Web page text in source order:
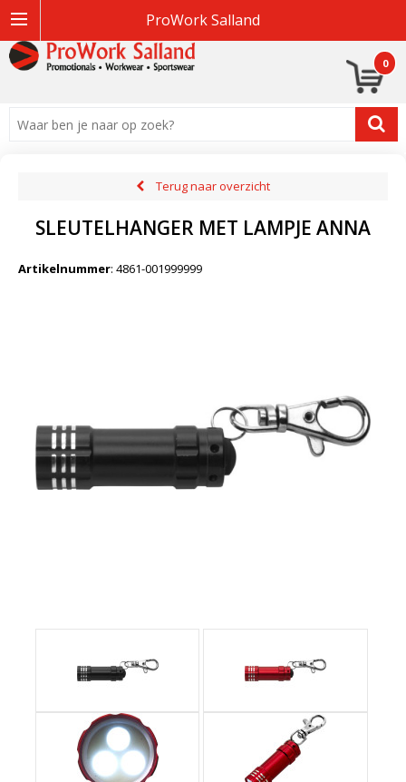
ProWork Salland
0
Terug naar overzicht
SLEUTELHANGER MET LAMPJE ANNA
Artikelnummer: 4861-001999999